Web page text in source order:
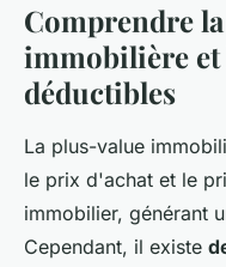
Comprendre
immobilière et
déductibles
La plus-value
le prix d'achat et le
immobilier, générant
Cependant, il existe